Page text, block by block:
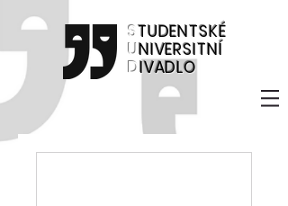
STUDENTSKÉ
UNIVERSITNÍ
DIVADLO